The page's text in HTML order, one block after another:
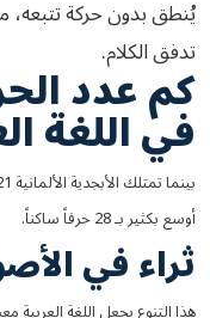
يُنطق بدون حركة تتبعه،
تدفق الكلام.
كم عدد
في اللغة
أوسع بكثير بـ 28 حرفاً ساكناً.
ثراء في